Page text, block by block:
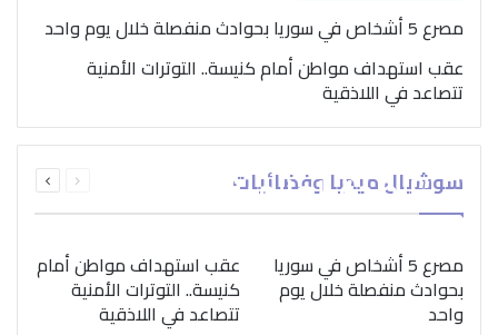
مصرع 5 أشخاص في سوريا بحوادث منفصلة خلال يوم واحد
عقب استهداف مواطن أمام كنيسة.. التوترات الأمنية
تتصاعد في اللاذقية
سوشيال ميديا وفضائيات الصفحةالصفحة
بمناسبة اليوم الدولي..
“الصحة العالمية” تؤكد
ضرورة اتباع نهج متكامل
لمواجهة إدمان المخدرات
مصرع 5 أشخاص في سوريا
بحوادث منفصلة خلال يوم
واحد
عقب استهداف مواطن أمام
كنيسة.. التوترات الأمنية
تتصاعد في اللاذقية